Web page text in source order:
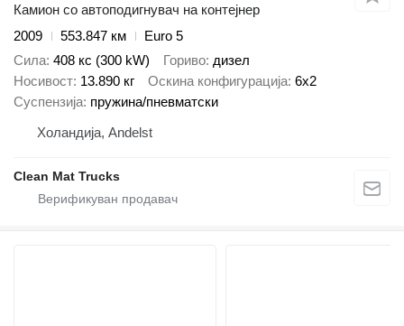
Камион со автоподигнувач на контејнер
2009
553.847 км
Euro 5
Сила 408 кс (300 kW) Гориво дизел
Носивост 13.890 кг Оскина конфигурација 6x2
Суспензија пружина/пневматски
Холандија, Andelst
Clean Mat Trucks